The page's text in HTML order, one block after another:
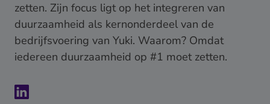
zetten. Zijn focus ligt op het integreren van
duurzaamheid als kernonderdeel van de
bedrijfsvoering van Yuki. Waarom? Omdat
iedereen duurzaamheid op #1 moet zetten.
Neem